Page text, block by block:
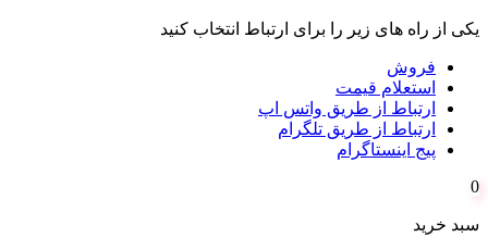
یکی از راه های زیر را برای ارتباط انتخاب کنید
فروش
استعلام قیمت
ارتباط از طریق واتس اپ
ارتباط از طریق تلگرام
پیج اینستاگرام
0
سبد خرید